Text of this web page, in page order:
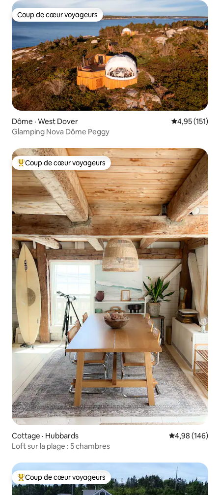
Coup de cœur voyageurs
Coup de cœur voyageurs
Dôme · West Dover Note
4,95 (151)
Glamping Nova Dôme Peggy
Coup de cœur voyageurs parmi les plus aimés
Coup de cœur voyageurs
Cottage · Hubbards Note
4,98 (146)
Loft sur la plage : 5 chambres
Coup de cœur voyageurs parmi les plus aimés
Coup de cœur voyageurs